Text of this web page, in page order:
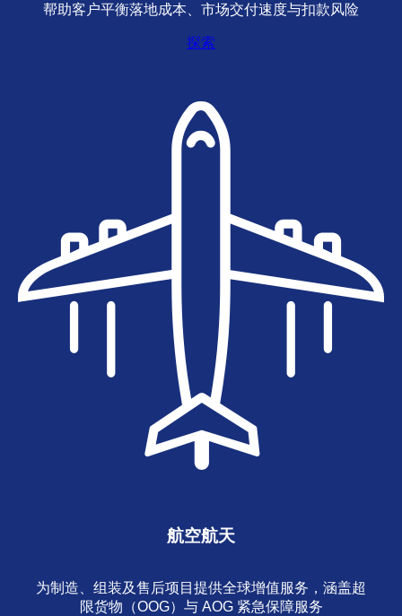
帮助客户平衡落地成本、市场交付速度与扣款风险
探索
航空航天
为制造、组装及售后项目提供全球增值服务，涵盖超
限货物（OOG）与 AOG 紧急保障服务